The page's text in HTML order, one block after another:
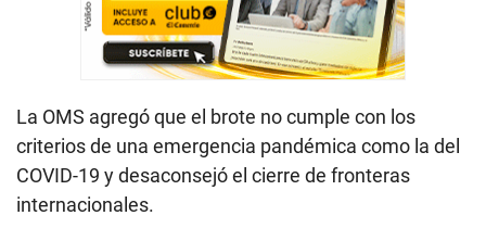
La OMS agregó que el brote no cumple con los
criterios de una emergencia pandémica como la del
COVID-19 y desaconsejó el cierre de fronteras
internacionales.